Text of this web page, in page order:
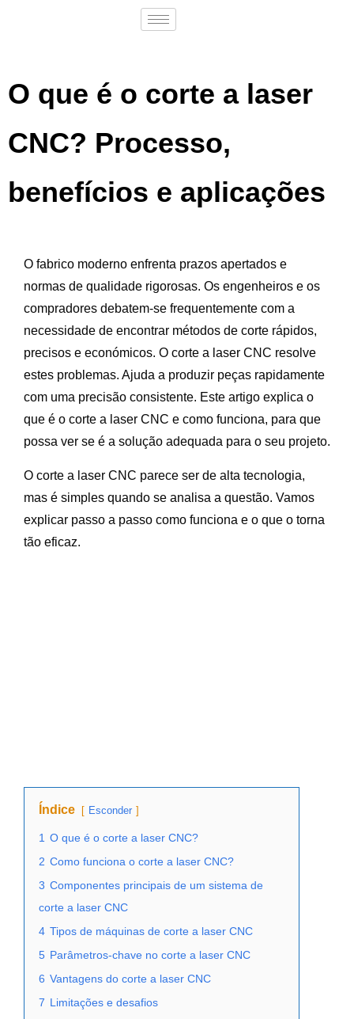
O que é o corte a laser
CNC? Processo,
benefícios e aplicações
O fabrico moderno enfrenta prazos apertados e
normas de qualidade rigorosas. Os engenheiros e os
compradores debatem-se frequentemente com a
necessidade de encontrar métodos de corte rápidos,
precisos e económicos. O corte a laser CNC resolve
estes problemas. Ajuda a produzir peças rapidamente
com uma precisão consistente. Este artigo explica o
que é o corte a laser CNC e como funciona, para que
possa ver se é a solução adequada para o seu projeto.
O corte a laser CNC parece ser de alta tecnologia,
mas é simples quando se analisa a questão. Vamos
explicar passo a passo como funciona e o que o torna
tão eficaz.
Índice Esconder
1 O que é o corte a laser CNC?
2 Como funciona o corte a laser CNC?
3 Componentes principais de um sistema de
corte a laser CNC
4 Tipos de máquinas de corte a laser CNC
5 Parâmetros-chave no corte a laser CNC
6 Vantagens do corte a laser CNC
7 Limitações e desafios